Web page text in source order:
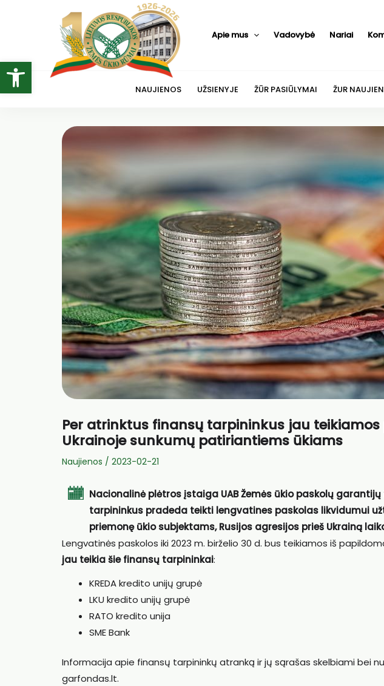
Open toolbar
Apie mus Vadovybė Nariai
NAUJIENOS UŽSIENYJE ŽŪR PASIŪLYMAI ŽUR
Per atrinktus finansų tarpininkus jau
Ukrainoje sunkumų patiriantiems ūkiams
Naujienos / 2023-02-21
Nacionalinė plėtros įstaiga UAB Žemės ūkio paskolų
tarpininkus pradeda teikti lengvatines paskolas likvidumui
priemonę ūkio subjektams, Rusijos agresijos prieš Ukrainą
Lengvatinės paskolos iki 2023 m. birželio 30 d. bus teikiamos iš
jau teikia šie finansų tarpininkai:
KREDA kredito unijų grupė
LKU kredito unijų grupė
RATO kredito unija
SME Bank
Informacija apie finansų tarpininkų atranką ir jų sąrašas skelbiami bei
garfondas.lt.